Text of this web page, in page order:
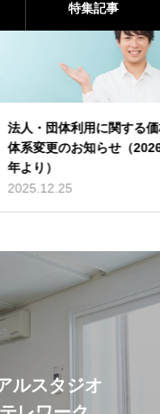
特集記事
・団体利用に関する価格
変更のお知らせ（2026
り）
ルスタジオ